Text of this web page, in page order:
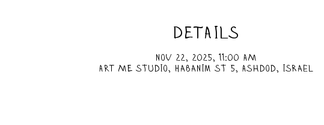
DETAILS
Nov 22, 2025, 11:00 AM
ART ME Studio, HaBanim St 5, Ashdod, Israel